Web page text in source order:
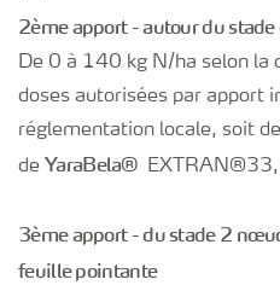
2ème apport - autour du stade
De 0 à 140 kg N/ha selon la
doses autorisées par apport
réglementation locale, soit
de YaraBela®
3ème apport - du stade 2
feuille pointante